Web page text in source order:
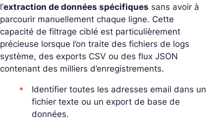
l’extraction de données spécifiques sans avoir à
parcourir manuellement chaque ligne. Cette
capacité de filtrage ciblé est particulièrement
précieuse lorsque l’on traite des fichiers de logs
système, des exports CSV ou des flux JSON
contenant des milliers d’enregistrements.
Identifier toutes les adresses email dans un
fichier texte ou un export de base de
données.